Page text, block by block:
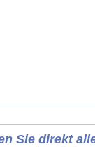
Sie direkt